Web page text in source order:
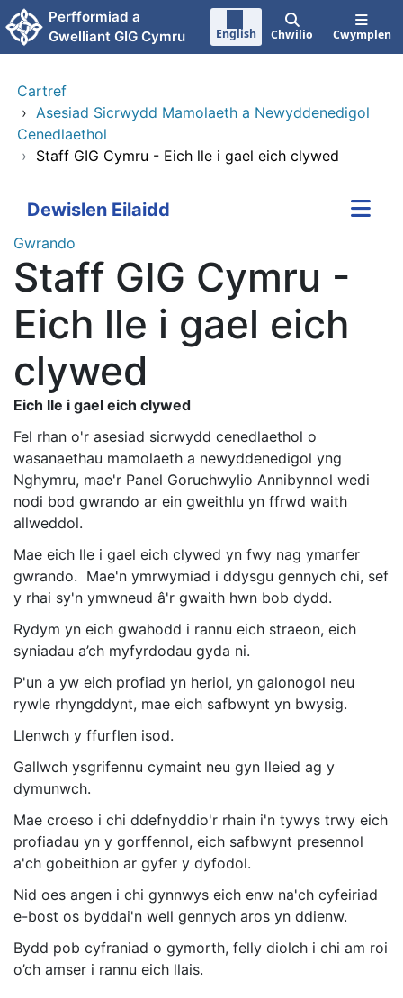
Neidio i'r prif gynnwy
Perfformiad a
Gwelliant GIG Cymru
English Chwilio Cwymplen
Cartref
› Asesiad Sicrwydd Mamolaeth a Newyddenedigol
Cenedlaethol
› Staff GIG Cymru - Eich lle i gael eich clywed
Dewislen Eilaidd
Gwrando
Staff GIG Cymru -
Eich lle i gael eich
clywed
Eich lle i gael eich clywed
Fel rhan o'r asesiad sicrwydd cenedlaethol o
wasanaethau mamolaeth a newyddenedigol yng
Nghymru, mae'r Panel Goruchwylio Annibynnol wedi
nodi bod gwrando ar ein gweithlu yn ffrwd waith
allweddol.
Mae eich lle i gael eich clywed yn fwy nag ymarfer
gwrando. Mae'n ymrwymiad i ddysgu gennych chi, sef
y rhai sy'n ymwneud â'r gwaith hwn bob dydd.
Rydym yn eich gwahodd i rannu eich straeon, eich
syniadau a’ch myfyrdodau gyda ni.
P'un a yw eich profiad yn heriol, yn galonogol neu
rywle rhyngddynt, mae eich safbwynt yn bwysig.
Llenwch y ffurflen isod.
Gallwch ysgrifennu cymaint neu gyn lleied ag y
dymunwch.
Mae croeso i chi ddefnyddio'r rhain i'n tywys trwy eich
profiadau yn y gorffennol, eich safbwynt presennol
a'ch gobeithion ar gyfer y dyfodol.
Nid oes angen i chi gynnwys eich enw na'ch cyfeiriad
e-bost os byddai'n well gennych aros yn ddienw.
Bydd pob cyfraniad o gymorth, felly diolch i chi am roi
o’ch amser i rannu eich llais.